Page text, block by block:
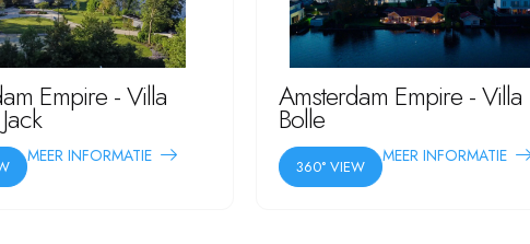
Empire - Villa
MEER INFORMATIE
Amsterdam Empire - Villa
Bolle
360° VIEW
MEER INFORMATIE